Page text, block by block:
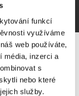
funkcí
využíváme
web používáte,
média, inzerci a
s
nebo které
služby.
černá/oranžová